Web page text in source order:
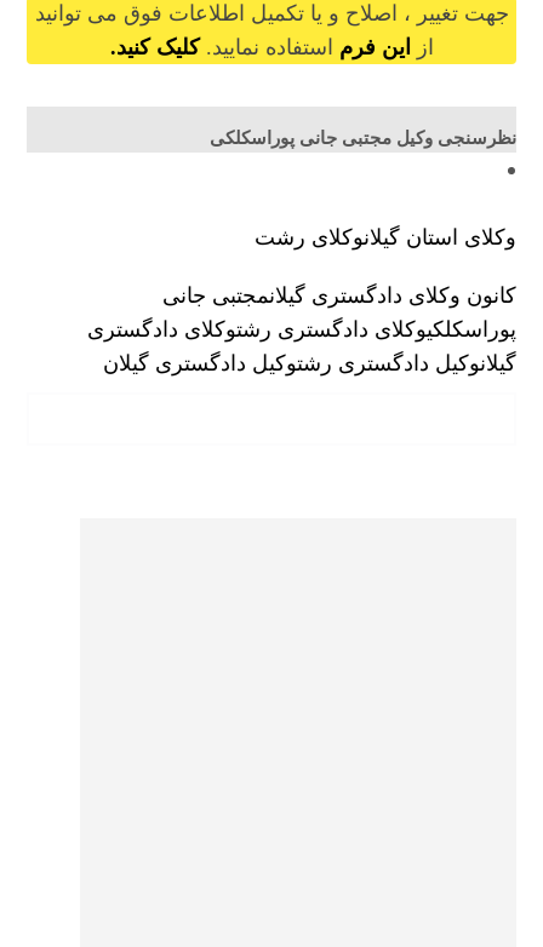
جهت تغییر ، اصلاح و یا تکمیل اطلاعات فوق می توانید
از
این فرم استفاده نمایید. کلیک کنید.
نظرسنجی وکیل مجتبی جانی پوراسکلکی
وکلای استان گیلانوکلای رشت
کانون وکلای دادگستری گیلانمجتبی جانی
پوراسکلکیوکلای دادگستری رشتوکلای دادگستری
گیلانوکیل دادگستری رشتوکیل دادگستری گیلان